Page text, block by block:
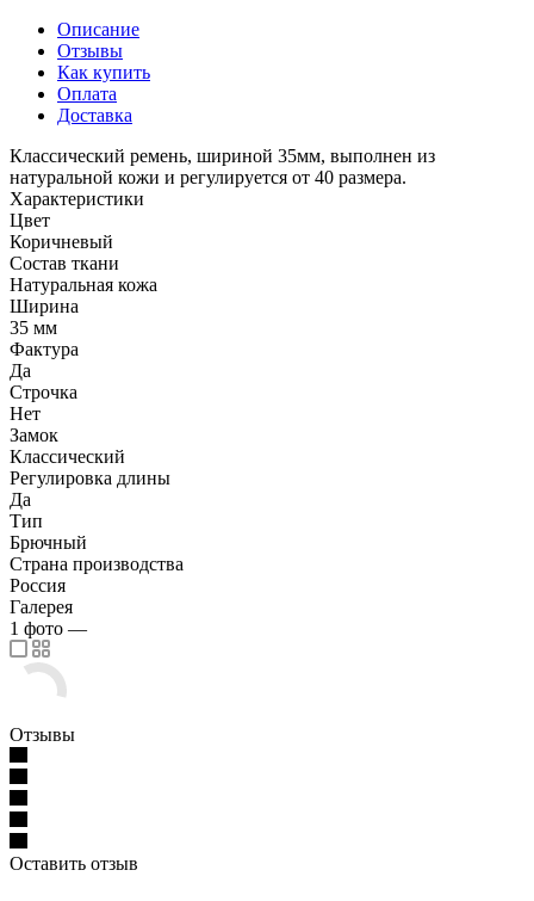
Описание
Отзывы
Как купить
Оплата
Доставка
Классический ремень, шириной 35мм, выполнен из
натуральной кожи и регулируется от 40 размера.
Характеристики
Цвет
Коричневый
Состав ткани
Натуральная кожа
Ширина
35 мм
Фактура
Да
Строчка
Нет
Замок
Классический
Регулировка длины
Да
Тип
Брючный
Страна производства
Россия
Галерея
1 фото —
Отзывы
Оставить отзыв